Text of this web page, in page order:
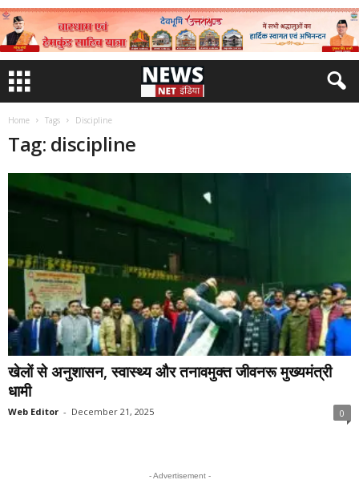
Home Tags Discipline
Tag: discipline
खेलों से अनुशासन, स्वास्थ्य और तनावमुक्त जीवनरू मुख्यमंत्री
धामी
Web Editor - December 21, 2025 0
- Advertisement -